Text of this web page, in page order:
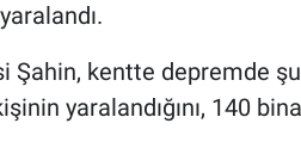
kentte depremde
yaralandığını, 140